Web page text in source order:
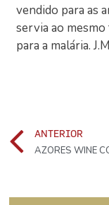
vendido para as
servia ao
para a malária.
ANTERIOR